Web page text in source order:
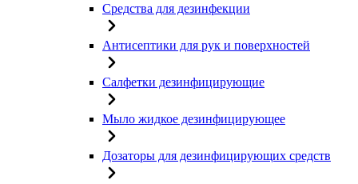
Средства для дезинфекции
Антисептики для рук и поверхностей
Салфетки дезинфицирующие
Мыло жидкое дезинфицирующее
Дозаторы для дезинфицирующих средств